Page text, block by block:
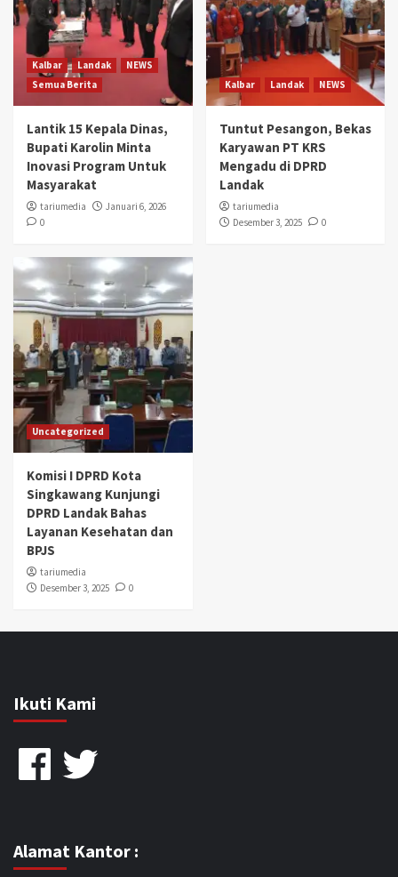
Kalbar Landak
NEWS
Semua Berita
Lantik 15 Kepala Dinas,
Bupati Karolin Minta
Inovasi Program Untuk
Masyarakat
tariumedia
Januari 6, 2026
0
Kalbar Landak NEWS
Tuntut Pesangon, Bekas
Karyawan PT KRS
Mengadu di DPRD
Landak
tariumedia
Desember 3, 2025
0
Uncategorized
Komisi I DPRD Kota
Singkawang Kunjungi
DPRD Landak Bahas
Layanan Kesehatan dan
BPJS
tariumedia
Desember 3, 2025
0
Ikuti Kami
FacebookTwitter
Alamat Kantor :